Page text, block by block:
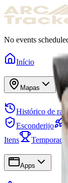
No events
Início
Mapas
Histórico de
Esconderijo
Itens
Temporadas
Apps